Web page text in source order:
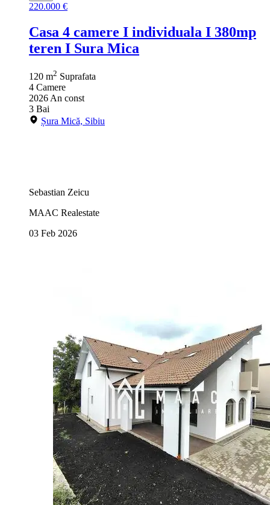
220.000 €
Casa 4 camere I individuala I 380mp
teren I Sura Mica
120 m2 Suprafata
4 Camere
2026 An const
3 Bai
Șura Mică, Sibiu
Sebastian Zeicu
MAAC Realestate
03 Feb 2026